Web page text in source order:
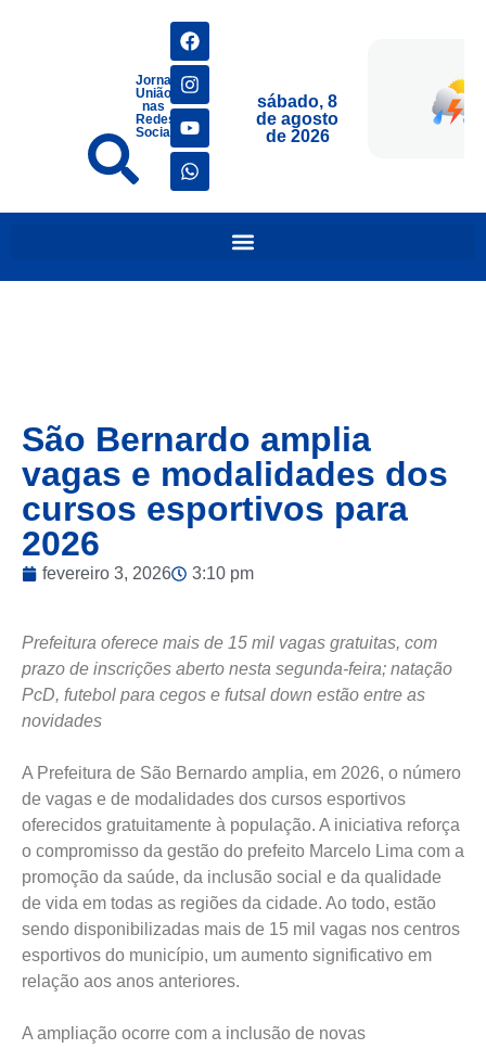
Jornais
União
nas
Redes
Sociais
sábado, 8
de agosto
de 2026
São Bernardo amplia
vagas e modalidades dos
cursos esportivos para
2026
fevereiro 3, 2026 3:10 pm
Prefeitura oferece mais de 15 mil vagas gratuitas, com
prazo de inscrições aberto nesta segunda-feira; natação
PcD, futebol para cegos e futsal down estão entre as
novidades
A Prefeitura de São Bernardo amplia, em 2026, o número
de vagas e de modalidades dos cursos esportivos
oferecidos gratuitamente à população. A iniciativa reforça
o compromisso da gestão do prefeito Marcelo Lima com a
promoção da saúde, da inclusão social e da qualidade
de vida em todas as regiões da cidade. Ao todo, estão
sendo disponibilizadas mais de 15 mil vagas nos centros
esportivos do município, um aumento significativo em
relação aos anos anteriores.
A ampliação ocorre com a inclusão de novas